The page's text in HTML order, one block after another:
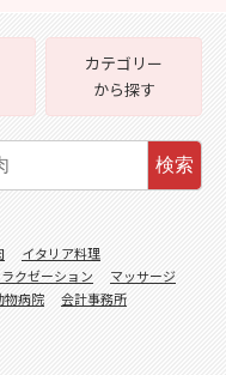
カテゴリー
から探す
検索
イタリア料理
ラクゼーション
マッサージ
物病院
会計事務所